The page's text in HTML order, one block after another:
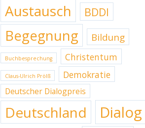
Austausch BDDI
Begegnung Bildung
Buchbesprechung Christentum
Claus-Ulrich Prölß Demokratie
Deutscher Dialogpreis
Deutschland Dialog